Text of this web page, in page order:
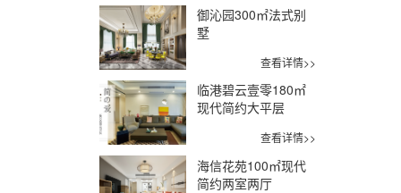
御沁园300㎡法式别
墅
查看详情>>
临港碧云壹零180㎡
现代简约大平层
查看详情>>
海信花苑100㎡现代
简约两室两厅